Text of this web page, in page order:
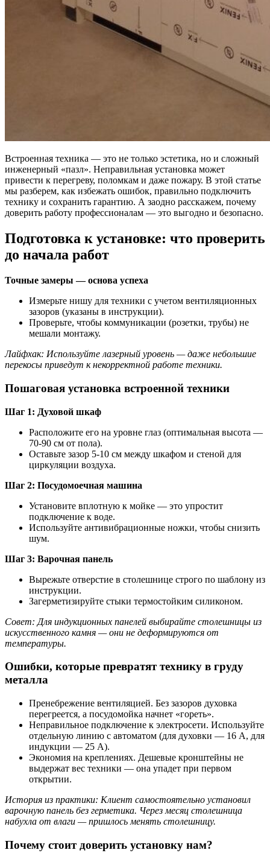
Встроенная техника — это не только эстетика, но и сложный
инженерный «пазл». Неправильная установка может
привести к перегреву, поломкам и даже пожару. В этой статье
мы разберем, как избежать ошибок, правильно подключить
технику и сохранить гарантию. А заодно расскажем, почему
доверить работу профессионалам — это выгодно и безопасно.
Подготовка к установке: что проверить
до начала работ
Точные замеры — основа успеха
Измерьте нишу для техники с учетом вентиляционных
зазоров (указаны в инструкции).
Проверьте, чтобы коммуникации (розетки, трубы) не
мешали монтажу.
Лайфхак: Используйте лазерный уровень — даже небольшие
перекосы приведут к некорректной работе техники.
Пошаговая установка встроенной техники
Шаг 1: Духовой шкаф
Расположите его на уровне глаз (оптимальная высота —
70-90 см от пола).
Оставьте зазор 5-10 см между шкафом и стеной для
циркуляции воздуха.
Шаг 2: Посудомоечная машина
Установите вплотную к мойке — это упростит
подключение к воде.
Используйте антивибрационные ножки, чтобы снизить
шум.
Шаг 3: Варочная панель
Вырежьте отверстие в столешнице строго по шаблону из
инструкции.
Загерметизируйте стыки термостойким силиконом.
Совет: Для индукционных панелей выбирайте столешницы из
искусственного камня — они не деформируются от
температуры.
Ошибки, которые превратят технику в груду
металла
Пренебрежение вентиляцией. Без зазоров духовка
перегреется, а посудомойка начнет «гореть».
Неправильное подключение к электросети. Используйте
отдельную линию с автоматом (для духовки — 16 А, для
индукции — 25 А).
Экономия на креплениях. Дешевые кронштейны не
выдержат вес техники — она упадет при первом
открытии.
История из практики: Клиент самостоятельно установил
варочную панель без герметика. Через месяц столешница
набухла от влаги — пришлось менять столешницу.
Почему стоит доверить установку нам?